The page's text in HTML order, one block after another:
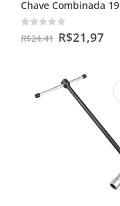
out of 5
R$24,41 R$21,97